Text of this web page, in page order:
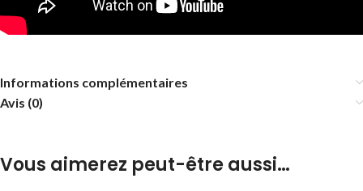
Informations complémentaires
Avis (0)
Vous aimerez peut-être aussi…